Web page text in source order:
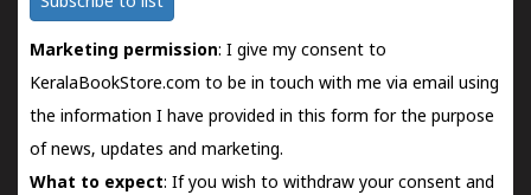
Marketing permission: I give my consent to
KeralaBookStore.com to be in touch with me via email using
the information I have provided in this form for the purpose
of news, updates and marketing.
What to expect: If you wish to withdraw your consent and